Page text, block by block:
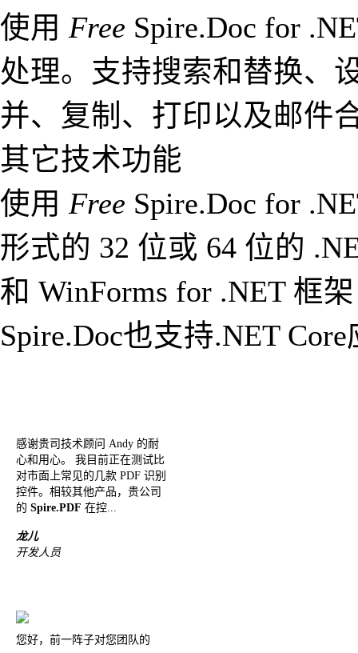
使用 Free Spire.Doc for
处理。支持搜索和替换、
并、复制、打印以及邮件
其它技术功能
使用 Free Spire.Doc for
形式的 32 位或 64 位的
和 WinForms for .NET 框
Spire.Doc也支持.NET
龙儿
开发人员
项目搁置了，目前又开始进行
计...